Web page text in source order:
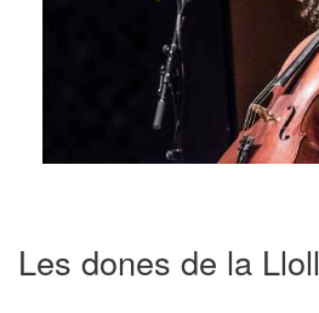
Les dones de la Lloll